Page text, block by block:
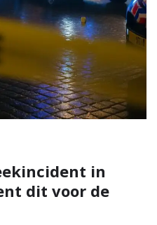
in
dit voor de